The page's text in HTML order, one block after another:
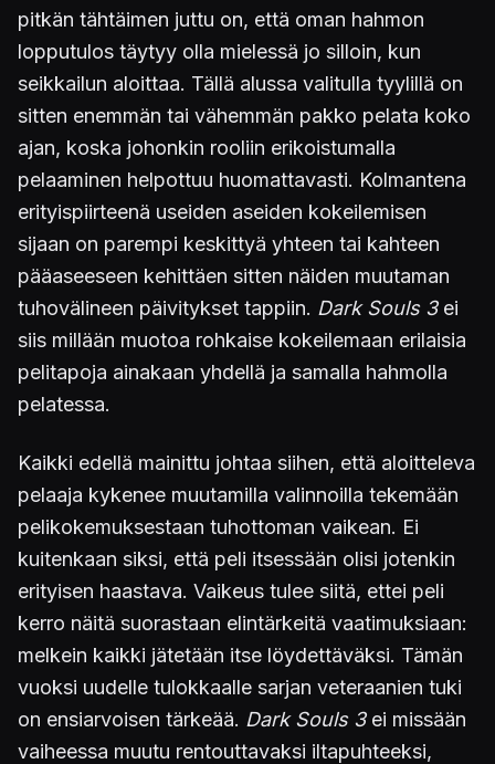
pitkän tähtäimen juttu on, että oman hahmon
lopputulos täytyy olla mielessä jo silloin, kun
seikkailun aloittaa. Tällä alussa valitulla tyylillä on
sitten enemmän tai vähemmän pakko pelata koko
ajan, koska johonkin rooliin erikoistumalla
pelaaminen helpottuu huomattavasti. Kolmantena
erityispiirteenä useiden aseiden kokeilemisen
sijaan on parempi keskittyä yhteen tai kahteen
pääaseeseen kehittäen sitten näiden muutaman
tuhovälineen päivitykset tappiin. Dark Souls 3 ei
siis millään muotoa rohkaise kokeilemaan erilaisia
pelitapoja ainakaan yhdellä ja samalla hahmolla
pelatessa.
Kaikki edellä mainittu johtaa siihen, että aloitteleva
pelaaja kykenee muutamilla valinnoilla tekemään
pelikokemuksestaan tuhottoman vaikean. Ei
kuitenkaan siksi, että peli itsessään olisi jotenkin
erityisen haastava. Vaikeus tulee siitä, ettei peli
kerro näitä suorastaan elintärkeitä vaatimuksiaan:
melkein kaikki jätetään itse löydettäväksi. Tämän
vuoksi uudelle tulokkaalle sarjan veteraanien tuki
on ensiarvoisen tärkeää. Dark Souls 3ei missään
vaiheessa muutu rentouttavaksi iltapuhteeksi,